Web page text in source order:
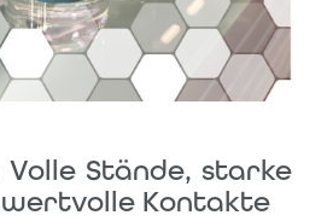
Volle Stände, starke
Kontakte